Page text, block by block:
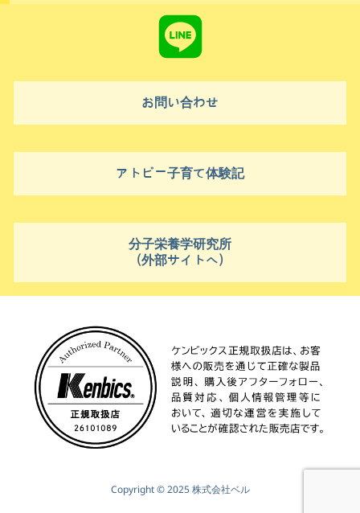
Line
お問い合わせ
アトピー子育て体験記
分子栄養学研究所
(外部サイトへ)
Copyright © 2025 株式会社ベル